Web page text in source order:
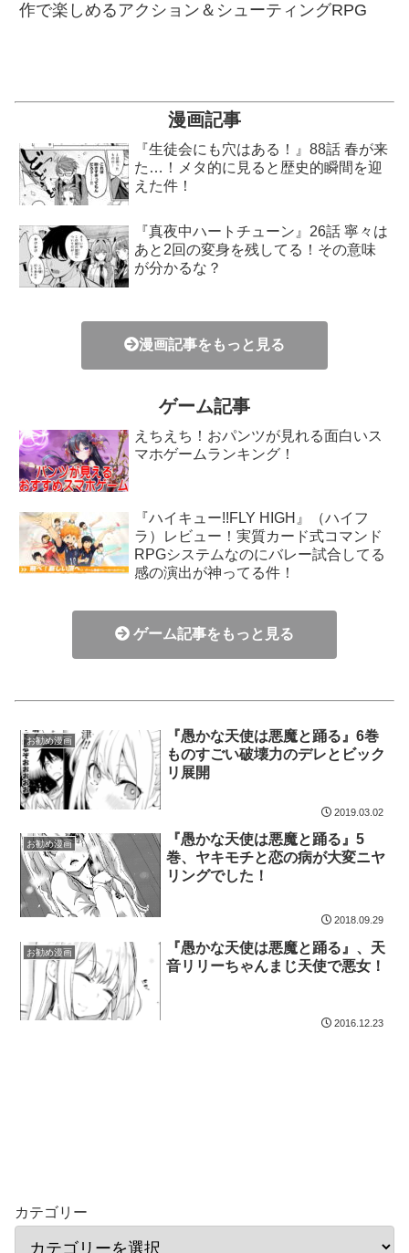
作で楽しめるアクション＆シューティングRPG
漫画記事
『生徒会にも穴はある！』88話 春が来
た…！メタ的に見ると歴史的瞬間を迎
えた件！
『真夜中ハートチューン』26話 寧々は
あと2回の変身を残してる！その意味
が分かるな？
漫画記事をもっと見る
ゲーム記事
えちえち！おパンツが見れる面白いス
マホゲームランキング！
『ハイキュー!!FLY HIGH』（ハイフ
ラ）レビュー！実質カード式コマンド
RPGシステムなのにバレー試合してる
感の演出が神ってる件！
ゲーム記事をもっと見る
お勧め漫画
『愚かな天使は悪魔と踊る』6巻
ものすごい破壊力のデレとビック
リ展開
2019.03.02
お勧め漫画
『愚かな天使は悪魔と踊る』5
巻、ヤキモチと恋の病が大変ニヤ
リングでした！
2018.09.29
お勧め漫画
『愚かな天使は悪魔と踊る』、天
音リリーちゃんまじ天使で悪女！
2016.12.23
カテゴリー